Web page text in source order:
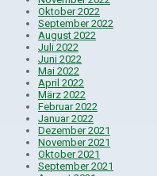
Oktober 2022
September 2022
August 2022
Juli 2022
Juni 2022
Mai 2022
April 2022
März 2022
Februar 2022
Januar 2022
Dezember 2021
November 2021
Oktober 2021
September 2021